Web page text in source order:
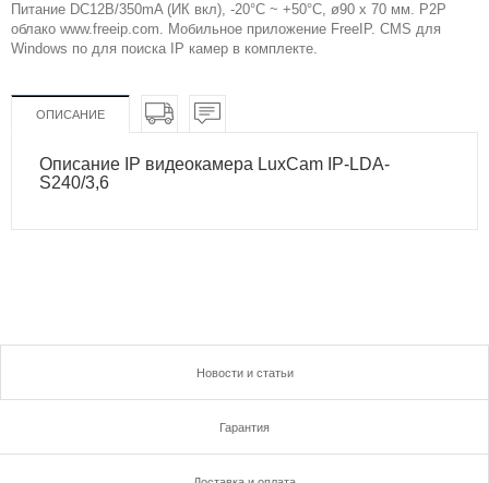
Питание DC12В/350mA (ИК вкл), -20°С ~ +50°С, ø90 x 70 мм. Р2Р
облако www.freeip.com. Мобильное приложение FreeIP. CMS для
Windows по для поиска IP камер в комплекте.
ОПИСАНИЕ
Описание IP видеокамера LuxCam IP-LDA-
S240/3,6
Новости и статьи
Гарантия